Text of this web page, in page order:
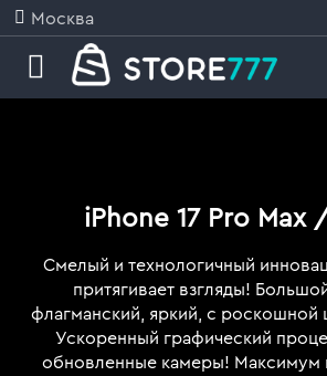
Москва
iPhone 17 Pro Max
Смелый и технологичный
притягивает взгляды!
флагманский, яркий, с роскошной
Ускоренный графический
обновленные камеры! Максимум